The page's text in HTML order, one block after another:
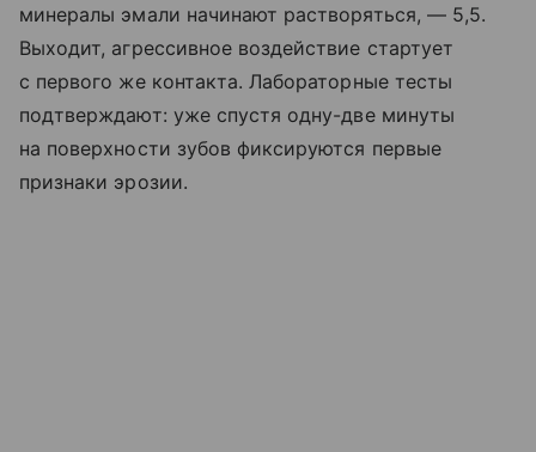
минералы эмали начинают растворяться, — 5,5.
Выходит, агрессивное воздействие стартует
с первого же контакта. Лабораторные тесты
подтверждают: уже спустя одну-две минуты
на поверхности зубов фиксируются первые
признаки эрозии.